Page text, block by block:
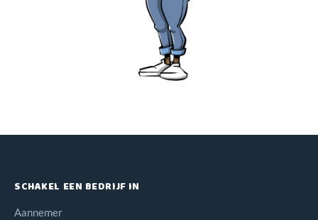
SCHAKEL EEN BEDRIJF IN
Aannemer